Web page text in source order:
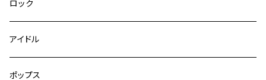
ロック
アイドル
ポップス